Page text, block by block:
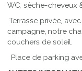
WC, sèche-cheveux
Terrasse privée,
campagne, notre
couchers de soleil.
Place de parking